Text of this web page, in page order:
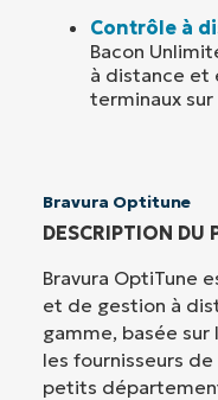
Contrôle à
Bacon
à distance et
terminaux sur
Bravura Optitune
DESCRIPTION DU
Bravura OptiTune
et de gestion à
gamme, basée
les fournisseurs
petits